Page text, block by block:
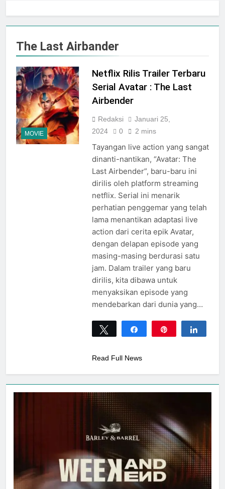
Agustus 2026 Dengan Tema
Nation Heritage
Plaza Ambarrukmo Rayakan
HUT KE-81 RI
Melalui “INDEPENDENCE
SPIRIT”, Hadirkan Promo
Hingga 80% Dan Rangkaian
Event Spesial
Agustus 3, 2026
The Last Airbander
MOVIE
Netflix Rilis Trailer Terbaru
Serial Avatar : The Last
Airbender
Redaksi
Januari 25,
2024
0 2 mins
Tayangan live action yang sangat
dinanti-nantikan, “Avatar: The
Last Airbender”, baru-baru ini
dirilis oleh platform streaming
netflix. Serial ini menarik
perhatian penggemar yang telah
lama menantikan adaptasi live
action dari cerita epik Avatar,
dengan delapan episode yang
masing-masing berdurasi satu
jam. Dalam trailer yang baru
dirilis, kita dibawa untuk
menyaksikan episode yang
mendebarkan dari dunia yang…
Tweet Share
Read Full News